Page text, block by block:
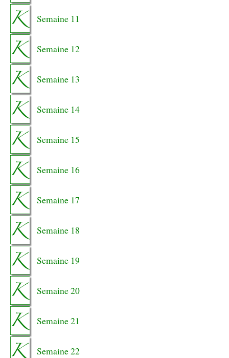
Semaine 11
Semaine 12
Semaine 13
Semaine 14
Semaine 15
Semaine 16
Semaine 17
Semaine 18
Semaine 19
Semaine 20
Semaine 21
Semaine 22